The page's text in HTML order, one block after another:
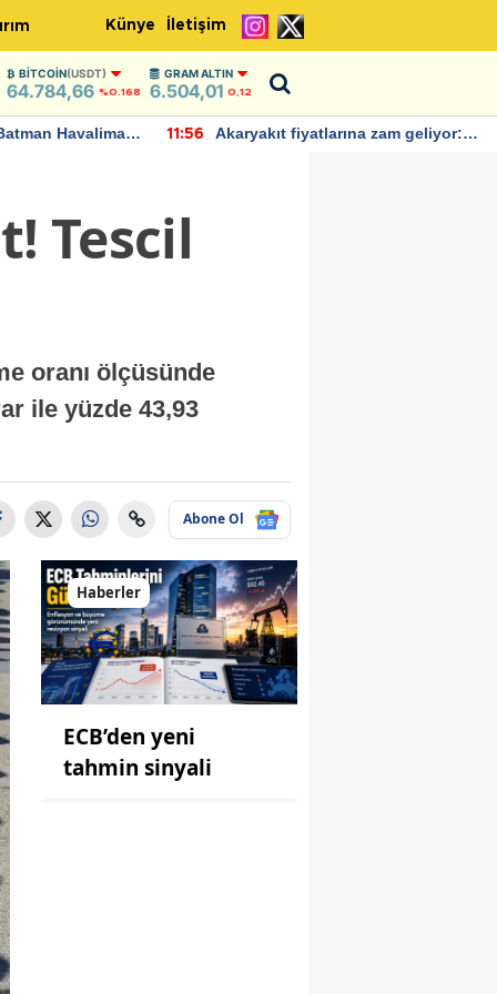
Künye İletişim
BITCOIN(USDT)
64.784,66 %0.168
GRAM ALTIN
6.504,01 0,12
Havalimanı
11:56
Akaryakıt fiyatlarına zam geliyor:
Tescil
oranı ölçüsünde
ile yüzde 43,93
Abone Ol
Haberler
ECB’den yeni
tahmin sinyali